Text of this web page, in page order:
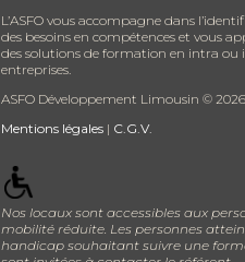
L’ASFO vous accompagne dans
des besoins en compétences et vous
des solutions de formation en intra ou
entreprises.
ASFO Développement Limousin ©2026
Mentions légales | C.G.V.
Nos locaux sont accessibles aux
mobilité réduite. Les personnes
handicap souhaitant suivre une